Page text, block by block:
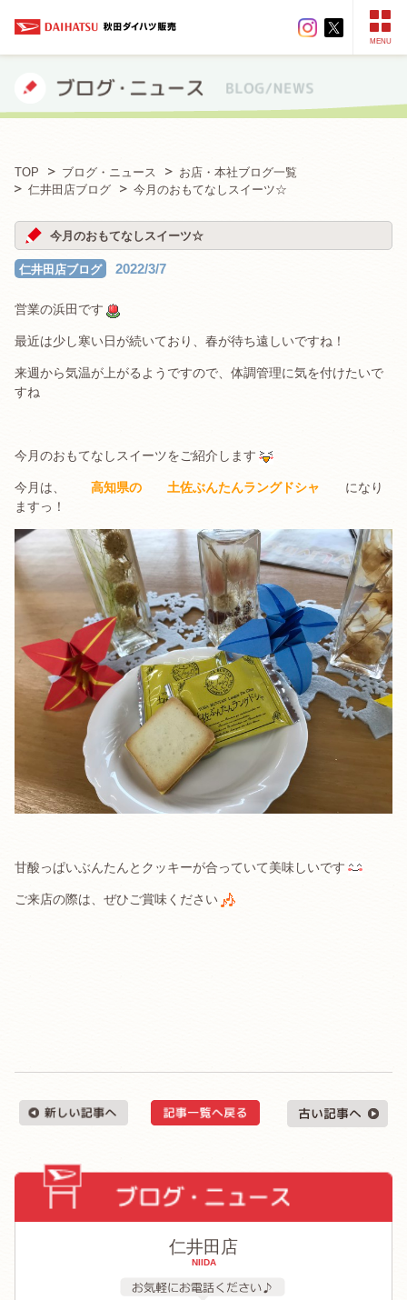
MENU
TOP ブログ・ニュース
お店・本社ブログ一覧
仁井田店ブログ
今月のおもてなしスイーツ☆
今月のおもてなしスイーツ☆
仁井田店ブログ 2022/3/7
営業の浜田です
最近は少し寒い日が続いており、春が待ち遠しいですね！
来週から気温が上がるようですので、体調管理に気を付けたいで
すね
今月のおもてなしスイーツをご紹介します
今月は、 高知県の 土佐ぶんたんラングドシャ
になり
ますっ！
甘酸っぱいぶんたんとクッキーが合っていて美味しいです
ご来店の際は、ぜひご賞味ください
仁井田店
NIIDA